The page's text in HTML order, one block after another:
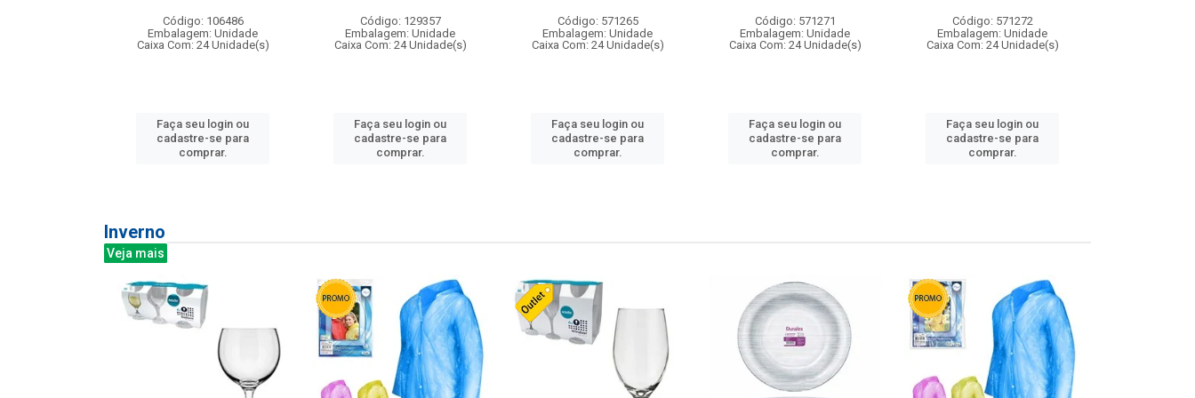
Código: 106486
Embalagem: Unidade
Caixa Com: 24 Unidade(s)
Faça seu login ou
cadastre-se para
comprar.
Código: 129357
Embalagem: Unidade
Caixa Com: 24 Unidade(s)
Faça seu login ou
cadastre-se para
comprar.
Código: 571265
Embalagem: Unidade
Caixa Com: 24 Unidade(s)
Faça seu login ou
cadastre-se para
comprar.
Código: 571271
Embalagem: Unidade
Caixa Com: 24 Unidade(s)
Faça seu login ou
cadastre-se para
comprar.
Código: 571272
Embalagem: Unidade
Caixa Com: 24 Unidade(s)
Faça seu login ou
cadastre-se para
comprar.
Inverno
Veja mais